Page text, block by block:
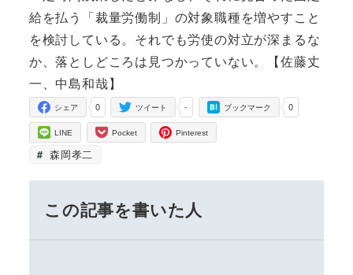
給を払う「裁量労働制」の対象職種を増やすこと
を検討している。それでも労使の対立が深まるな
か、落としどころは見つかっていない。【佐藤丈
一、中島和哉】
0
シェア -
ツイート 0
ブックマーク
LINE Pocket Pinterest
森岡孝二
この記事を書いた人